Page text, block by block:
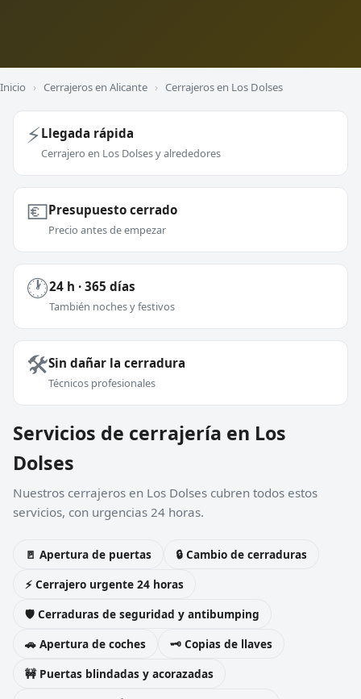
Inicio › Cerrajeros en Alicante › Cerrajeros en Los Dolses
⚡Llegada rápida
Cerrajero en Los Dolses y alrededores
💶Presupuesto cerrado
Precio antes de empezar
🕐24 h · 365 días
También noches y festivos
🛠️Sin dañar la cerradura
Técnicos profesionales
Servicios de cerrajería en Los
Dolses
Nuestros cerrajeros en Los Dolses cubren todos estos
servicios, con urgencias 24 horas.
🚪 Apertura de puertas
🔒 Cambio de cerraduras
⚡ Cerrajero urgente 24 horas
🛡️ Cerraduras de seguridad y antibumping
🚗 Apertura de coches
🗝️ Copias de llaves
🚧 Puertas blindadas y acorazadas